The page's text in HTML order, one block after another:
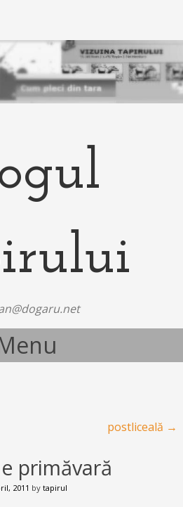
postliceală →
primăvară
2011 by tapirul